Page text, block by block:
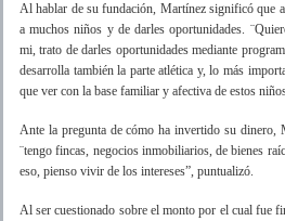
Al hablar de su fundación, Martínez significó que
a muchos niños y de darles oportunidades.
mi, trato de darles oportunidades mediante
desarrolla también la parte atlética y, lo más
que ver con la base familiar y afectiva de estos
Ante la pregunta de cómo ha invertido su dinero,
¨tengo fincas, negocios inmobiliarios, de bienes
eso, pienso vivir de los intereses”, puntualizó.
Al ser cuestionado sobre el monto por el cual fue